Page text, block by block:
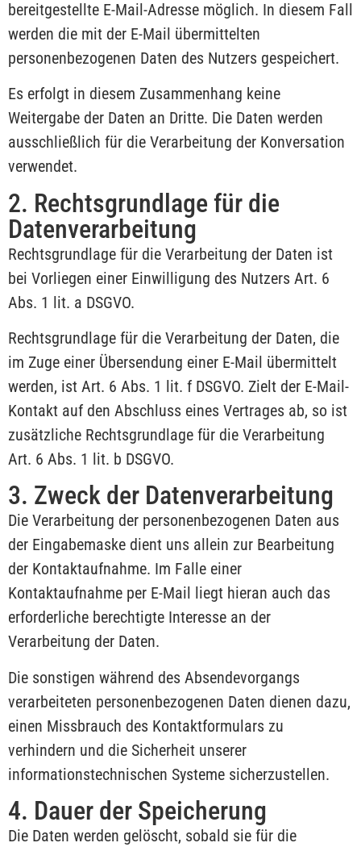
bereitgestellte E-Mail-Adresse möglich. In diesem Fall
werden die mit der E-Mail übermittelten
personenbezogenen Daten des Nutzers gespeichert.
Es erfolgt in diesem Zusammenhang keine
Weitergabe der Daten an Dritte. Die Daten werden
ausschließlich für die Verarbeitung der Konversation
verwendet.
2. Rechtsgrundlage für die
Datenverarbeitung
Rechtsgrundlage für die Verarbeitung der Daten ist
bei Vorliegen einer Einwilligung des Nutzers Art. 6
Abs. 1 lit. a DSGVO.
Rechtsgrundlage für die Verarbeitung der Daten, die
im Zuge einer Übersendung einer E-Mail übermittelt
werden, ist Art. 6 Abs. 1 lit. f DSGVO. Zielt der E-Mail-
Kontakt auf den Abschluss eines Vertrages ab, so ist
zusätzliche Rechtsgrundlage für die Verarbeitung
Art. 6 Abs. 1 lit. b DSGVO.
3. Zweck der Datenverarbeitung
Die Verarbeitung der personenbezogenen Daten aus
der Eingabemaske dient uns allein zur Bearbeitung
der Kontaktaufnahme. Im Falle einer
Kontaktaufnahme per E-Mail liegt hieran auch das
erforderliche berechtigte Interesse an der
Verarbeitung der Daten.
Die sonstigen während des Absendevorgangs
verarbeiteten personenbezogenen Daten dienen dazu,
einen Missbrauch des Kontaktformulars zu
verhindern und die Sicherheit unserer
informationstechnischen Systeme sicherzustellen.
4. Dauer der Speicherung
Die Daten werden gelöscht, sobald sie für die